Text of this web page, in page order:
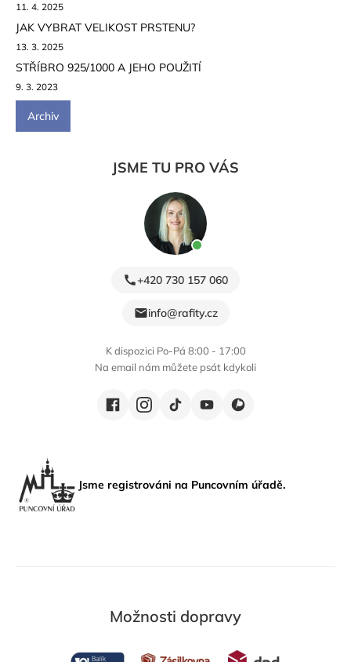
11. 4. 2025
JAK VYBRAT VELIKOST PRSTENU?
13. 3. 2025
STŘÍBRO 925/1000 A JEHO POUŽITÍ
9. 3. 2023
Archiv
JSME TU PRO VÁS
+420 730 157 060
info@rafity.cz
K dispozici Po-Pá 8:00 - 17:00
Na email nám můžete psát kdykoli
Jsme registrováni na Puncovním úřadě.
Možnosti dopravy